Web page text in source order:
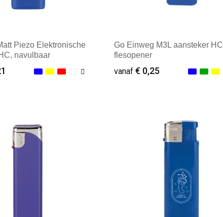
Piezo Elektronische
navulbaar
afname: 50
Go Einweg M3L aansteker HC
flesopener
vanaf€ 0,25
Minimale afname: 100